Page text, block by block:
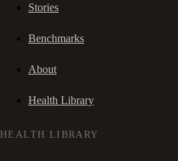
Stories
Benchmarks
About
Health Library
HEALTH LIBRARY